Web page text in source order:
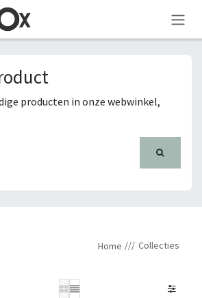
producten in onze webwinkel,
Home Collecties